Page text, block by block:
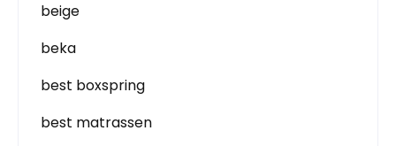
beige
beka
best boxspring
best matrassen